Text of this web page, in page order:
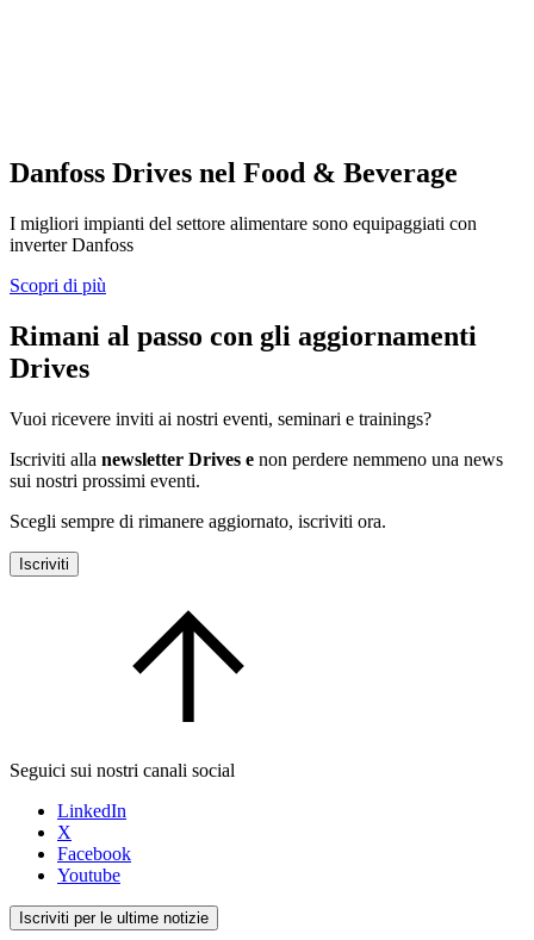
Danfoss Drives nel Food & Beverage
I migliori impianti del settore alimentare sono equipaggiati con
inverter Danfoss
Scopri di più
Rimani al passo con gli aggiornamenti
Drives
Vuoi ricevere inviti ai nostri eventi, seminari e trainings?
Iscriviti alla newsletter Drives e non perdere nemmeno una news
sui nostri prossimi eventi.
Scegli sempre di rimanere aggiornato, iscriviti ora.
Iscriviti
Seguici sui nostri canali social
LinkedIn
X
Facebook
Youtube
Iscriviti per le ultime notizie